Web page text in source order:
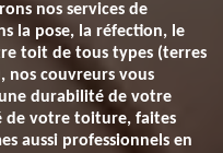
nos services de
la pose, la réfection, le
toit de tous types (terres
nos couvreurs vous
durabilité de votre
de votre toiture, faites
aussi professionnels en